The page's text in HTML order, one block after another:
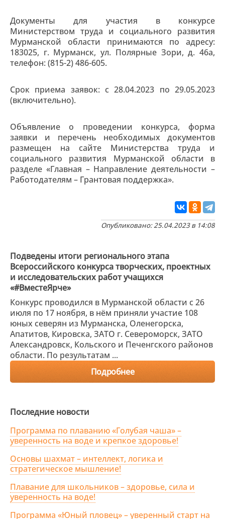
Документы для участия в конкурсе
Министерством труда и социального развития
Мурманской области принимаются по адресу:
183025, г. Мурманск, ул. Полярные Зори, д. 46а,
телефон: (815-2) 486-605.
Срок приема заявок: с 28.04.2023 по 29.05.2023
(включительно).
Объявление о проведении конкурса, форма
заявки и перечень необходимых документов
размещен на сайте Министерства труда и
социального развития Мурманской области в
разделе «Главная – Направление деятельности –
Работодателям – Грантовая поддержка».
Опубликовано: 25.04.2023 в 14:08
Подведены итоги регионального этапа
Всероссийского конкурса творческих, проектных
и исследовательских работ учащихся
«#ВместеЯрче»
Конкурс проводился в Мурманской области с 26
июля по 17 ноября, в нём приняли участие 108
юных северян из Мурманска, Оленегорска,
Апатитов, Кировска, ЗАТО г. Североморск, ЗАТО
Александровск, Кольского и Печенгского районов
области. По результатам ...
Подробнее
Последние новости
Программа по плаванию «Голубая чаша» –
уверенность на воде и крепкое здоровье!
Основы шахмат – интеллект, логика и
стратегическое мышление!
Плавание для школьников – здоровье, сила и
уверенность на воде!
Программа «Юный пловец» – уверенный старт на